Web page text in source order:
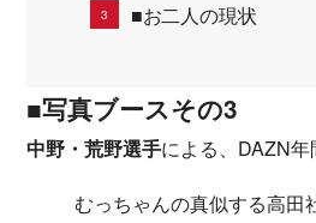
■お二人の現状
■写真ブースその3
中野・荒野選手による、DAZN年
むっちゃんの真似する高